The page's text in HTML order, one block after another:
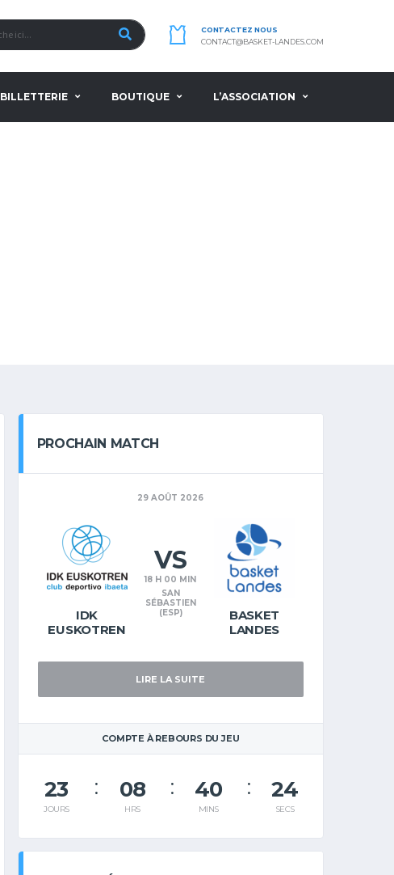
CONTACTEZ NOUS
CONTACT@BASKET-LANDES.COM
BILLETTERIE BOUTIQUE L’ASSOCIATION
PROCHAIN MATCH
29 AOÛT 2026
IDK
EUSKOTREN
BASKET
LANDES
VS
18 H 00 MIN
SAN
SÉBASTIEN
(ESP)
LIRE LA SUITE
COMPTE À REBOURS DU JEU
23
JOURS
08
HRS
40
MINS
23
SECS